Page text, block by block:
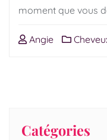
moment que vous
Angie
Catégories